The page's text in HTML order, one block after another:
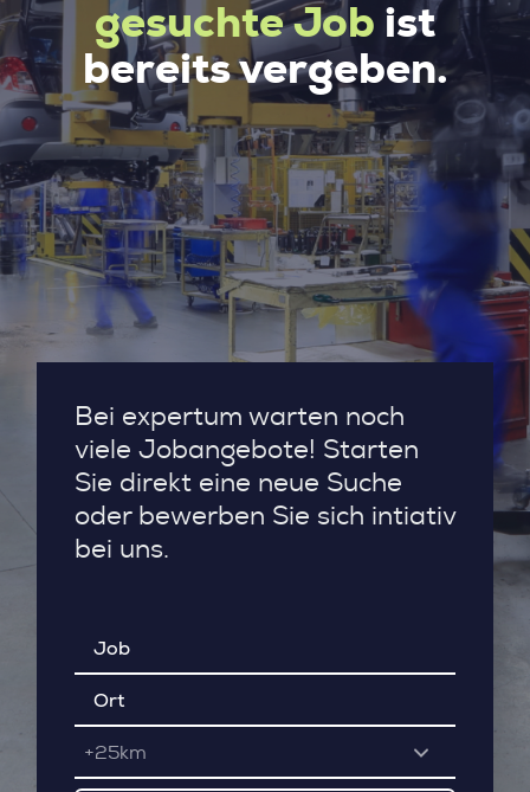
gesuchte Job ist
bereits vergeben.
Bei expertum warten noch
viele Jobangebote! Starten
Sie direkt eine neue Suche
oder bewerben Sie sich intiativ
bei uns.
+25km